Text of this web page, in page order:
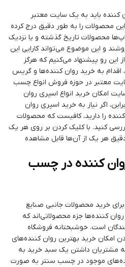
کننده باید به یک سایت معتبر
محصولات را به طور دقیق درج کرده
محصولات تاریخ گذشته و یا نزدیک
و این موضوع می‌تواند کارایی این
این رو پیشنهاد می‌کنیم که هرگز
اقدام به خرید روان کننده‌ها و گریس
معتبر در حوزه فروش انواع چسب
امکان خرید انواع اسپری روان
اگر نیاز به خرید اسپری روان
را دارید، کافیست که محصولات
کنید. با کلیک کردن بر روی هر یک
هر یک از آن‌ها قابل مشاهده
کننده در چسب
خرید محصولات جانبی صنایع
کننده‌ها جزء محصولاتی‌اند که
است. خوشبختانه فروشگاه
امکان خرید بهترین روان کننده‌های
مشتریان داشتن یک سبد خرید به
موجود در چسب سنتر به صورت